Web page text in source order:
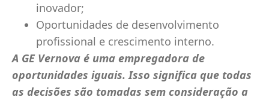
inovador;
Oportunidades de desenvolvimento
profissional e crescimento interno.
A GE Vernova é uma empregadora de
oportunidades iguais. Isso significa que todas
as decisões são tomadas sem consideração a